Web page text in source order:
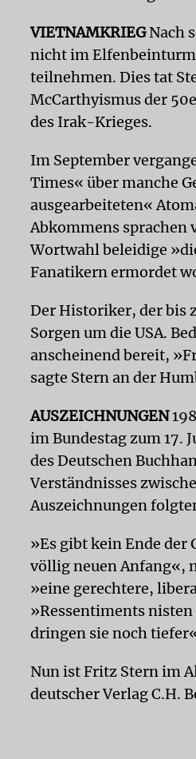
VIETNAMKRIEGNach
nicht im Elfenbeinturm
teilnehmen. Dies tat
McCarthyismus der
des Irak-Krieges.
Im September
Times« über manche
ausgearbeiteten«
Abkommens sprachen
Wortwahl beleidige
Fanatikern ermordet
Der Historiker, der bis
Sorgen um die USA.
anscheinend bereit,
sagte Stern an der
AUSZEICHNUNGEN
im Bundestag zum 17.
des Deutschen
Verständnisses
Auszeichnungen
»Es gibt kein Ende der
völlig neuen Anfang«,
»eine gerechtere,
»Ressentiments
dringen sie noch
Nun ist Fritz Stern im
deutscher Verlag C.H.